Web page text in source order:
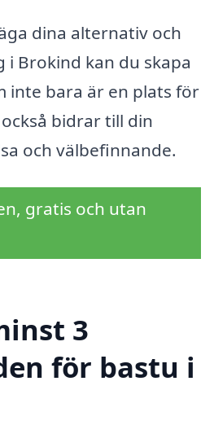
dina alternativ och
Brokind kan du skapa
inte bara är en plats för
bidrar till din
och välbefinnande.
gratis och utan
3
för bastu i